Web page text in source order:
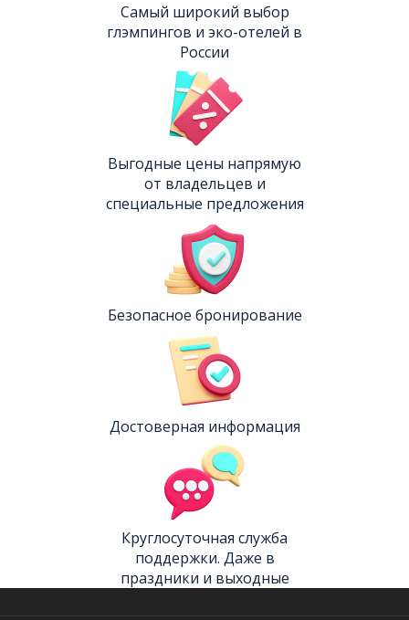
Самый широкий выбор
глэмпингов и эко-отелей в
России
Выгодные цены напрямую
от владельцев и
специальные предложения
Безопасное бронирование
Достоверная информация
Круглосуточная служба
поддержки. Даже в
праздники и выходные